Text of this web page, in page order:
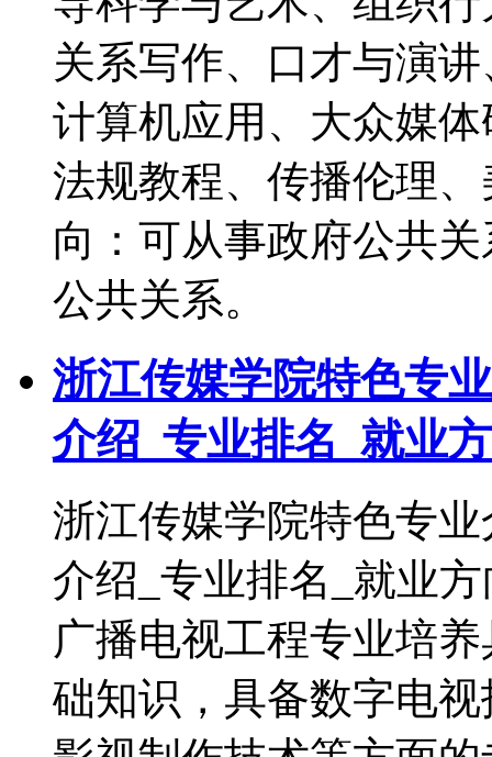
关系写作、口才与演
计算机应用、大众媒
法规教程、传播伦理
向：可从事政府公共
公共关系。
浙江传媒学院特色专
介绍_专业排名_就业
浙江传媒学院特色专
介绍_专业排名_就业
广播电视工程专业培
础知识，具备数字电